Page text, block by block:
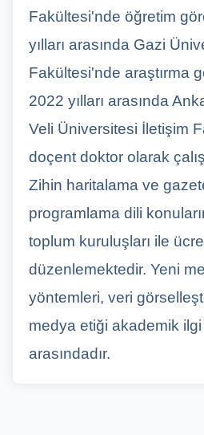
Fakültesi'nde öğretim
yılları arasında Gazi
Fakültesi'nde araştırma
2022 yılları arasında
Veli Üniversitesi İletişim
doçent doktor olarak
Zihin haritalama ve
programlama dili
toplum kuruluşları ile
düzenlemektedir. Yeni
yöntemleri, veri
medya etiği akademik ilgi
arasındadır.